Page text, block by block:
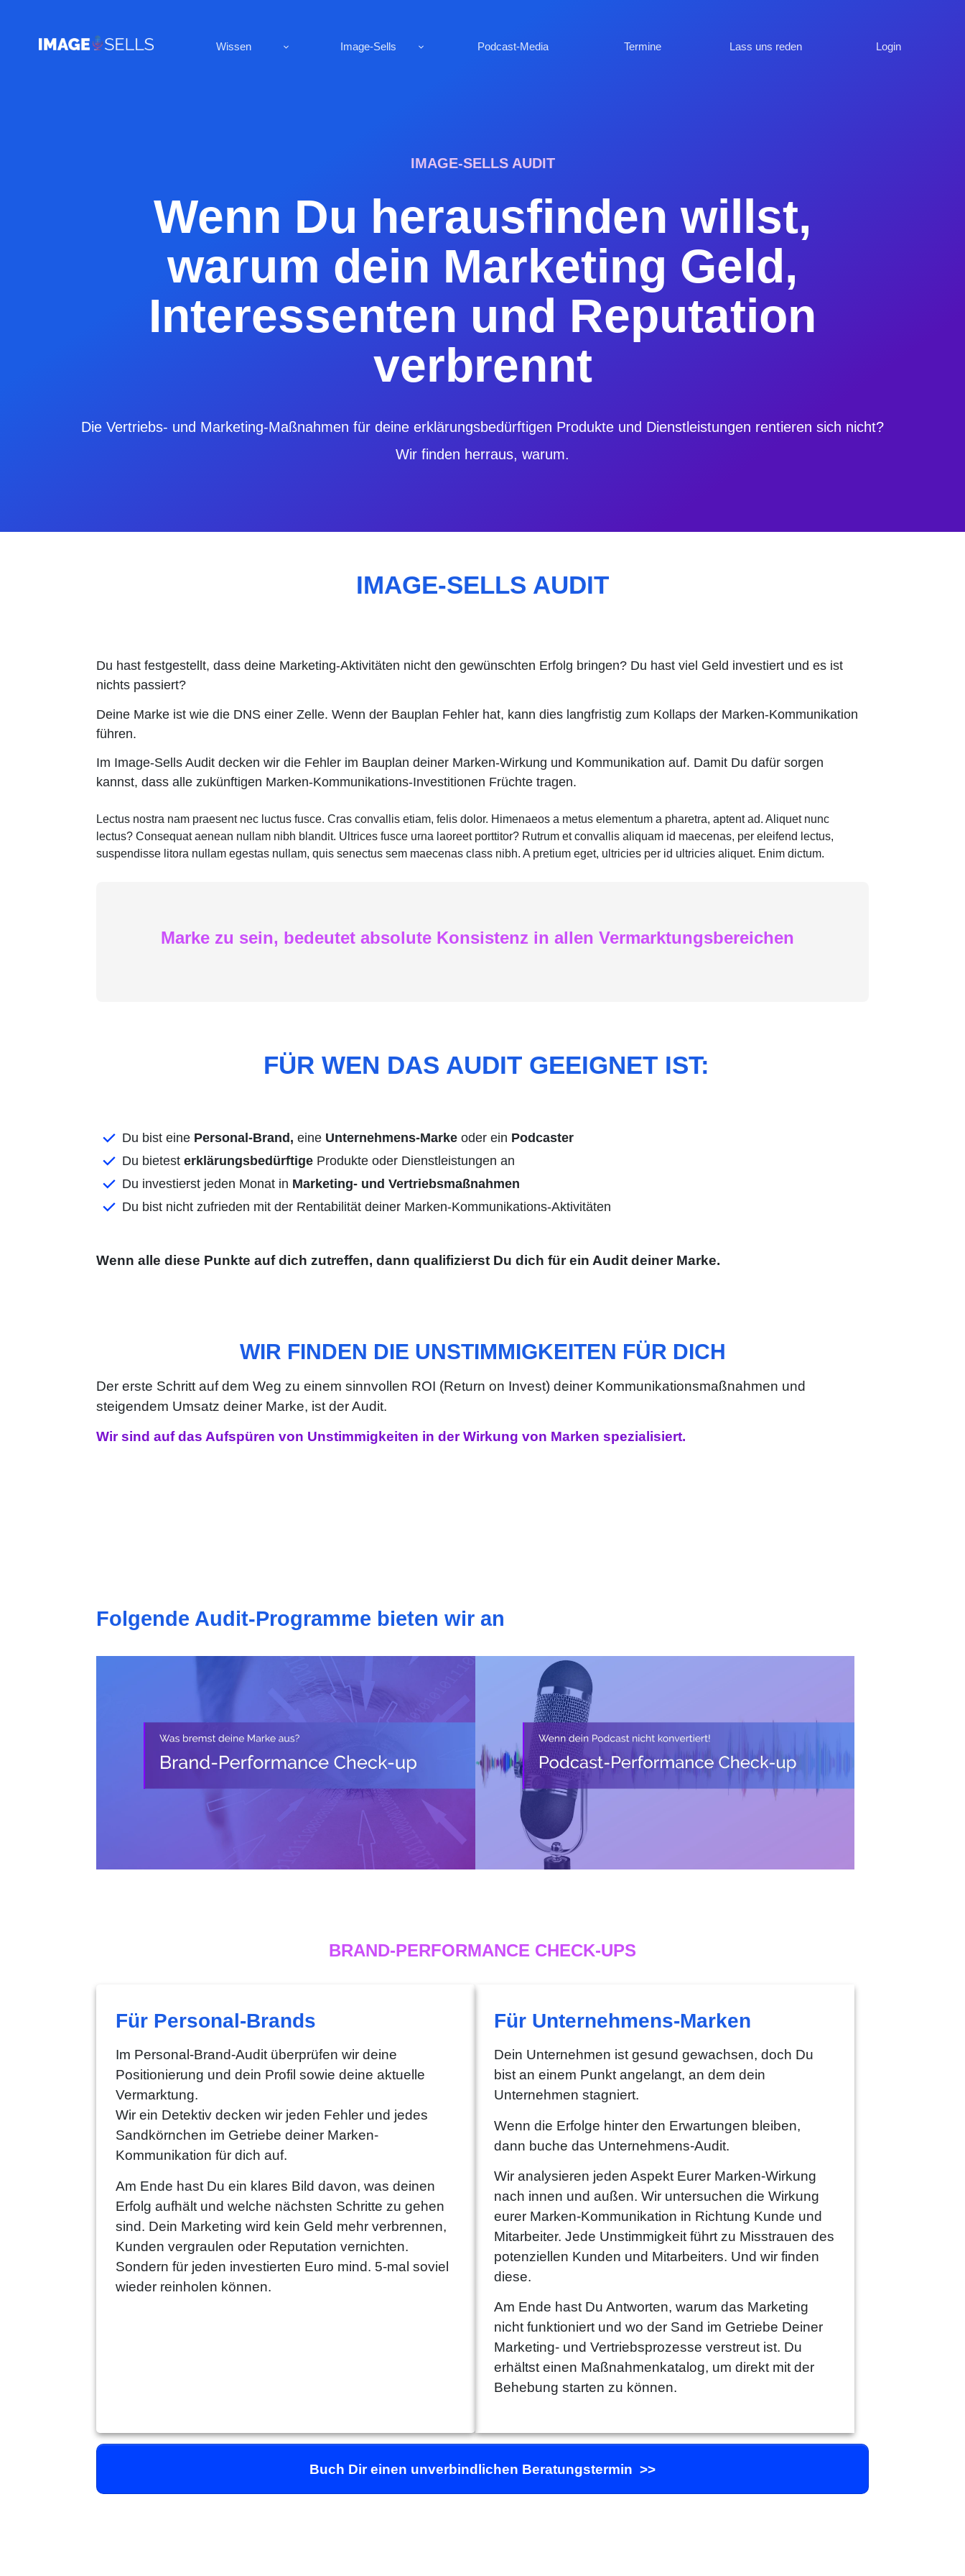
Wissen Image-Sells Podcast-Media Termine Lass uns reden Login
IMAGE-SELLS AUDIT
Wenn Du herausfinden willst,
warum dein Marketing Geld,
Interessenten und Reputation
verbrennt
Die Vertriebs- und Marketing-Maßnahmen für deine erklärungsbedürftigen Produkte und Dienstleistungen rentieren sich nicht?
Wir finden herraus, warum.
IMAGE-SELLS AUDIT
Du hast festgestellt, dass deine Marketing-Aktivitäten nicht den gewünschten Erfolg bringen? Du hast viel Geld investiert und es ist
nichts passiert?
Deine Marke ist wie die DNS einer Zelle. Wenn der Bauplan Fehler hat, kann dies langfristig zum Kollaps der Marken-Kommunikation
führen.
Im Image-Sells Audit decken wir die Fehler im Bauplan deiner Marken-Wirkung und Kommunikation auf. Damit Du dafür sorgen
kannst, dass alle zukünftigen Marken-Kommunikations-Investitionen Früchte tragen.
Lectus nostra nam praesent nec luctus fusce. Cras convallis etiam, felis dolor. Himenaeos a metus elementum a pharetra, aptent ad. Aliquet nunc
lectus? Consequat aenean nullam nibh blandit. Ultrices fusce urna laoreet porttitor? Rutrum et convallis aliquam id maecenas, per eleifend lectus,
suspendisse litora nullam egestas nullam, quis senectus sem maecenas class nibh. A pretium eget, ultricies per id ultricies aliquet. Enim dictum.
Marke zu sein, bedeutet absolute Konsistenz in allen Vermarktungsbereichen
FÜR WEN DAS AUDIT GEEIGNET IST:
Du bist eine Personal-Brand, eine Unternehmens-Marke oder ein Podcaster
Du bietest erklärungsbedürftige Produkte oder Dienstleistungen an
Du investierst jeden Monat in Marketing- und Vertriebsmaßnahmen
Du bist nicht zufrieden mit der Rentabilität deiner Marken-Kommunikations-Aktivitäten
Wenn alle diese Punkte auf dich zutreffen, dann qualifizierst Du dich für ein Audit deiner Marke.
WIR FINDEN DIE UNSTIMMIGKEITEN FÜR DICH
Der erste Schritt auf dem Weg zu einem sinnvollen ROI (Return on Invest) deiner Kommunikationsmaßnahmen und
steigendem Umsatz deiner Marke, ist der Audit.
Wir sind auf das Aufspüren von Unstimmigkeiten in der Wirkung von Marken spezialisiert.
Folgende Audit-Programme bieten wir an
BRAND-PERFORMANCE CHECK-UPS
Für Personal-Brands
Im Personal-Brand-Audit überprüfen wir deine
Positionierung und dein Profil sowie deine aktuelle
Vermarktung.
Wir ein Detektiv decken wir jeden Fehler und jedes
Sandkörnchen im Getriebe deiner Marken-
Kommunikation für dich auf.
Am Ende hast Du ein klares Bild davon, was deinen
Erfolg aufhält und welche nächsten Schritte zu gehen
sind. Dein Marketing wird kein Geld mehr verbrennen,
Kunden vergraulen oder Reputation vernichten.
Sondern für jeden investierten Euro mind. 5-mal soviel
wieder reinholen können.
Für Unternehmens-Marken
Dein Unternehmen ist gesund gewachsen, doch Du
bist an einem Punkt angelangt, an dem dein
Unternehmen stagniert.
Wenn die Erfolge hinter den Erwartungen bleiben,
dann buche das Unternehmens-Audit.
Wir analysieren jeden Aspekt Eurer Marken-Wirkung
nach innen und außen. Wir untersuchen die Wirkung
eurer Marken-Kommunikation in Richtung Kunde und
Mitarbeiter. Jede Unstimmigkeit führt zu Misstrauen des
potenziellen Kunden und Mitarbeiters. Und wir finden
diese.
Am Ende hast Du Antworten, warum das Marketing
nicht funktioniert und wo der Sand im Getriebe Deiner
Marketing- und Vertriebsprozesse verstreut ist. Du
erhältst einen Maßnahmenkatalog, um direkt mit der
Behebung starten zu können.
Buch Dir einen unverbindlichen Beratungstermin >>